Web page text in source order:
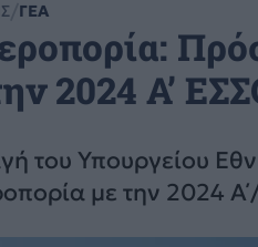
ΓΕΑ
2024 Α’
του Υπουργείου
με την 2024